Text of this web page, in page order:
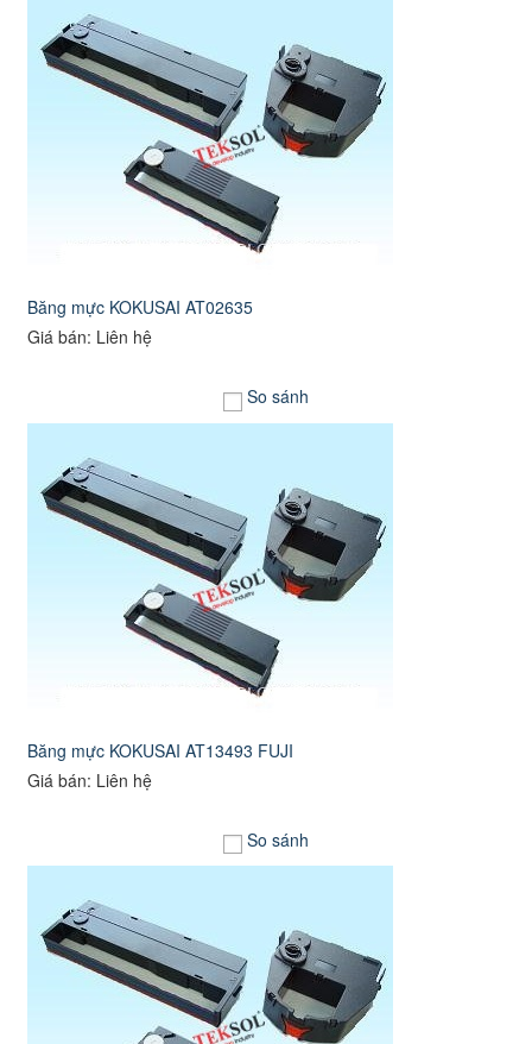
Băng mực KOKUSAI AT02635
Giá bán: Liên hệ
So sánh
Băng mực KOKUSAI AT13493 FUJI
Giá bán: Liên hệ
So sánh